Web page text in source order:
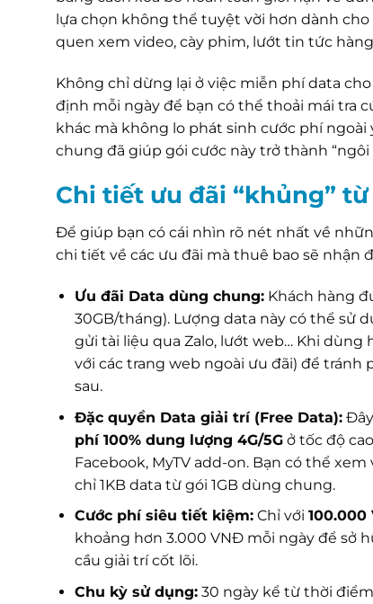
lựa chọn không thể tuyệt vời hơn dành cho
quen xem video, cày phim, lướt tin tức
Không chỉ dừng lại ở việc miễn phí data
định mỗi ngày để bạn có thể thoải mái tra
khác mà không lo phát sinh cước phí
chung đã giúp gói cước này trở thành
Chi tiết ưu đãi “khủng” từ
Để giúp bạn có cái nhìn rõ nét nhất về
chi tiết về các ưu đãi mà thuê bao sẽ nhận
Ưu đãi Data dùng chung:Khách hàng
30GB/tháng). Lượng data này có thể sử
gửi tài liệu qua Zalo, lướt web… Khi
với các trang web ngoài ưu đãi) để tránh
sau.
Đặc quyền Data giải trí (Free Data):Đây
phí 100% dung lượng 4G/5Gở tốc độ
Facebook, MyTV add-on. Bạn có thể
chỉ 1KB data từ gói 1GB dùng chung.
Cước phí siêu tiết kiệm:Chỉ với
khoảng hơn 3.000 VNĐ mỗi ngày để sở
cầu giải trí cốt lõi.
Chu kỳ sử dụng:30 ngày kể từ thời